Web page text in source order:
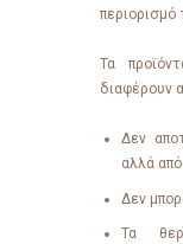
Τα
διαφέρουν
Δεν
αλλά
Δεν
Τα